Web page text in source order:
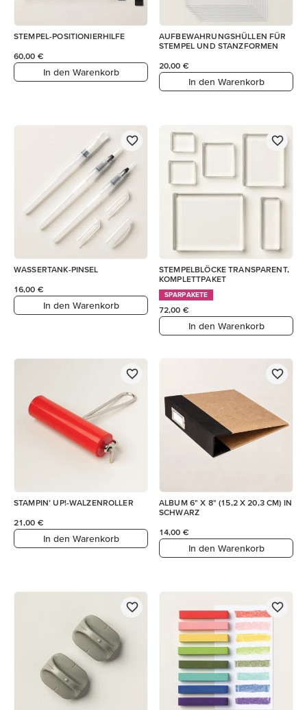
STEMPEL-POSITIONIERHILFE
60,00 €
In den Warenkorb
AUFBEWAHRUNGSHÜLLEN FÜR
STEMPEL UND STANZFORMEN
20,00 €
In den Warenkorb
WASSERTANK-PINSEL
16,00 €
In den Warenkorb
STEMPELBLÖCKE TRANSPARENT,
KOMPLETTPAKET
SPARPAKETE
72,00 €
In den Warenkorb
STAMPIN’ UP!-WALZENROLLER
21,00 €
In den Warenkorb
ALBUM 6" X 8" (15,2 X 20,3 CM) IN
SCHWARZ
14,00 €
In den Warenkorb